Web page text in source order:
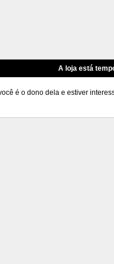
A loja está
é o dono dela e estiver